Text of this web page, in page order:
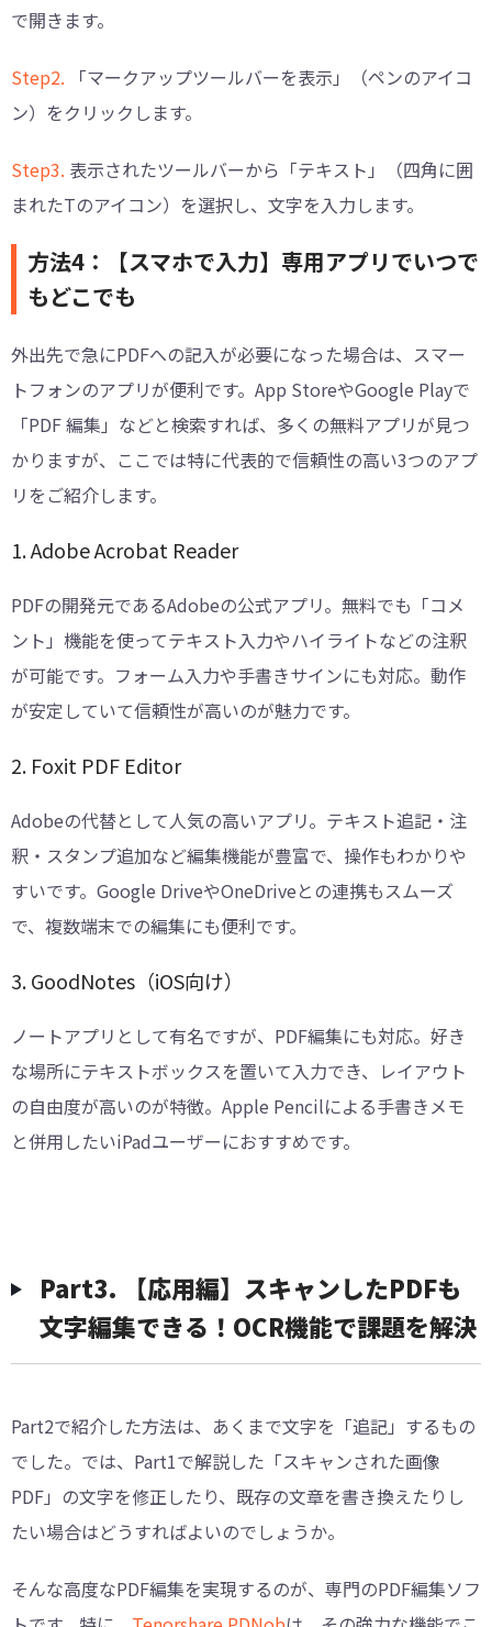
で開きます。
Step2.
「マークアップツールバーを表示」（ペンのアイコ
ン）をクリックします。
Step3. 表示されたツールバーから「テキスト」（四角に囲
まれたTのアイコン）を選択し、文字を入力します。
方法4：【スマホで入力】専用アプリでいつで
もどこでも
外出先で急にPDFへの記入が必要になった場合は、スマー
トフォンのアプリが便利です。App StoreやGoogle Playで
「PDF 編集」などと検索すれば、多くの無料アプリが見つ
かりますが、ここでは特に代表的で信頼性の高い3つのアプ
リをご紹介します。
1. Adobe Acrobat Reader
PDFの開発元であるAdobeの公式アプリ。無料でも「コメ
ント」機能を使ってテキスト入力やハイライトなどの注釈
が可能です。フォーム入力や手書きサインにも対応。動作
が安定していて信頼性が高いのが魅力です。
2. Foxit PDF Editor
Adobeの代替として人気の高いアプリ。テキスト追記・注
釈・スタンプ追加など編集機能が豊富で、操作もわかりや
すいです。Google DriveやOneDriveとの連携もスムーズ
で、複数端末での編集にも便利です。
3. GoodNotes（iOS向け）
ノートアプリとして有名ですが、PDF編集にも対応。好き
な場所にテキストボックスを置いて入力でき、レイアウト
の自由度が高いのが特徴。Apple Pencilによる手書きメモ
と併用したいiPadユーザーにおすすめです。
︎Part3. 【応用編】スキャンしたPDFも
文字編集できる！OCR機能で課題を解決
Part2で紹介した方法は、あくまで文字を「追記」するもの
でした。では、Part1で解説した「スキャンされた画像
PDF」の文字を修正したり、既存の文章を書き換えたりし
たい場合はどうすればよいのでしょうか。
そんな高度なPDF編集を実現するのが、専門のPDF編集ソフ